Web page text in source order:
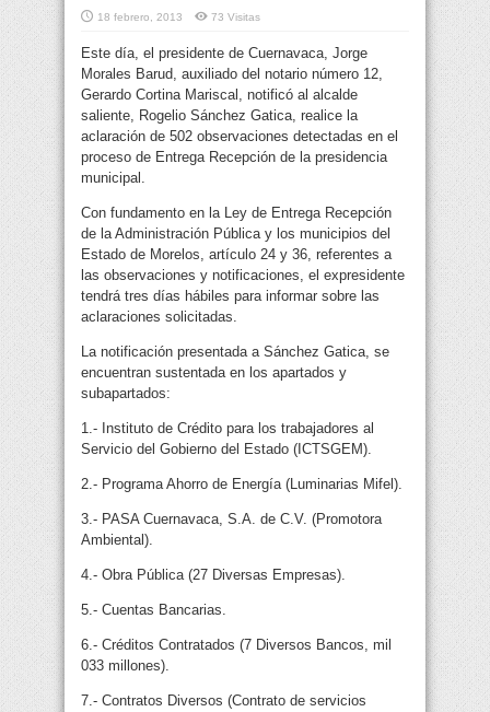
18 febrero, 2013 73 Visitas
Este día, el presidente de Cuernavaca, Jorge
Morales Barud, auxiliado del notario número 12,
Gerardo Cortina Mariscal, notificó al alcalde
saliente, Rogelio Sánchez Gatica, realice la
aclaración de 502 observaciones detectadas en el
proceso de Entrega Recepción de la presidencia
municipal.
Con fundamento en la Ley de Entrega Recepción
de la Administración Pública y los municipios del
Estado de Morelos, artículo 24 y 36, referentes a
las observaciones y notificaciones, el expresidente
tendrá tres días hábiles para informar sobre las
aclaraciones solicitadas.
La notificación presentada a Sánchez Gatica, se
encuentran sustentada en los apartados y
subapartados:
1.- Instituto de Crédito para los trabajadores al
Servicio del Gobierno del Estado (ICTSGEM).
2.- Programa Ahorro de Energía (Luminarias Mifel).
3.- PASA Cuernavaca, S.A. de C.V. (Promotora
Ambiental).
4.- Obra Pública (27 Diversas Empresas).
5.- Cuentas Bancarias.
6.- Créditos Contratados (7 Diversos Bancos, mil
033 millones).
7.- Contratos Diversos (Contrato de servicios